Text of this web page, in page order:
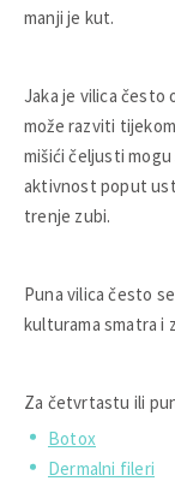
manji je kut.
Jaka je vilica često
može razviti
mišići čeljusti
aktivnost poput
trenje zubi.
Puna vilica često
kulturama smatra i
Za četvrtastu ili
Botox
Dermalni fileri